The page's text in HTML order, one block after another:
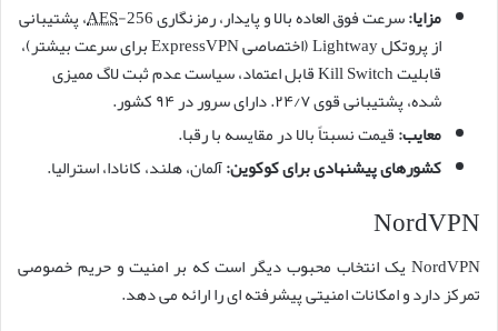
مزایا:سرعت فوق العاده بالا و پایدار، رمزنگاری AES-256، پشتیبانی
از پروتکل Lightway (اختصاصی ExpressVPN برای سرعت بیشتر)،
قابلیت Kill Switch قابل اعتماد، سیاست عدم ثبت لاگ ممیزی
شده، پشتیبانی قوی ۲۴/۷. دارای سرور در ۹۴ کشور.
معایب:قیمت نسبتاً بالا در مقایسه با رقبا.
کشورهای پیشنهادی برای کوکوین:آلمان، هلند، کانادا، استرالیا.
NordVPN
NordVPN یک انتخاب محبوب دیگر است که بر امنیت و حریم خصوصی
تمرکز دارد و امکانات امنیتی پیشرفته ای را ارائه می دهد.